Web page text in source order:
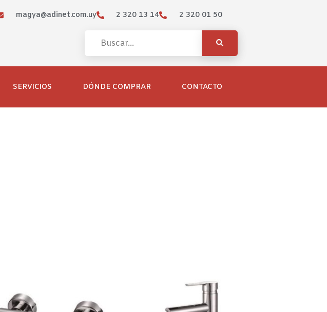
magya@adinet.com.uy 2 320 13 14 2 320 01 50
SERVICIOS DÓNDE COMPRAR CONTACTO